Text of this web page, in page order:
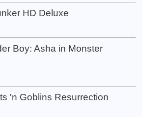
HD Deluxe
Boy: Asha in Monster
'n Goblins Resurrection